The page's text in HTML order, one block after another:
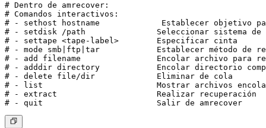
# Dentro de amrecover:
# Comandos interactivos:
# - sethost hostname             Establecer objetivo
# - setdisk /path               Seleccionar sistema de
# - settape <tape-label>        Especificar cinta
# - mode smb|ftp|tar            Establecer método de
# - add filename                Encolar archivo para
# - adddir directory            Encolar directorio
# - delete file/dir             Eliminar de cola
# - list                        Mostrar archivos
# - extract                     Realizar recuperación